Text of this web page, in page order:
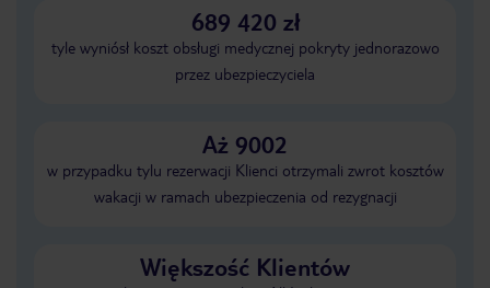
689 420 zł
tyle wyniósł koszt obsługi medycznej pokryty jednorazowo
przez ubezpieczyciela
Aż 9002
w przypadku tylu rezerwacji Klienci otrzymali zwrot kosztów
wakacji w ramach ubezpieczenia od rezygnacji
Większość Klientów